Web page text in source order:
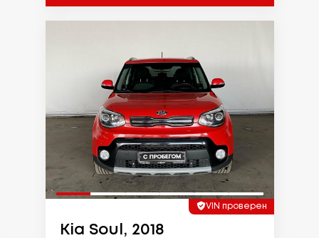
VIN проверен
Kia Soul, 2018